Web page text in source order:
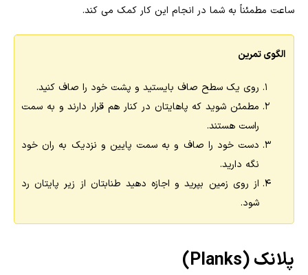
ساعت مطمئناً به شما در انجام این کار کمک می کند.
الگوی تمرین
روی یک سطح صاف بایستید و پشت خود را صاف کنید.
مطمئن شوید که پاهایتان در کنار هم قرار دارند و به سمت
راست هستند.
دست خود را صاف و به سمت پایین و نزدیک به ران خود
نگه دارید.
از روی زمین بپرید و اجازه دهید طنابتان از زیر پایتان رد
شود.
پلانک (Planks)